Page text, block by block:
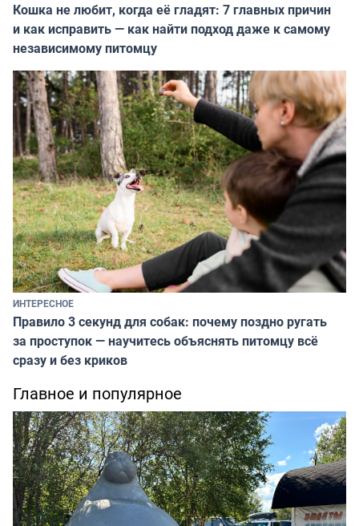
Кошка не любит, когда её гладят: 7 главных причин
и как исправить — как найти подход даже к самому
независимому питомцу
ИНТЕРЕСНОЕ
Правило 3 секунд для собак: почему поздно ругать
за проступок — научитесь объяснять питомцу всё
сразу и без криков
Главное и популярное